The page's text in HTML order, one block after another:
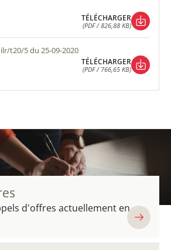
TÉLÉCHARGER
(PDF / 826,88 KB)
TÉLÉCHARGER
t20/5 du 25-09-2020
TÉLÉCHARGER
(PDF / 766,65 KB)
d'offres actuellement en